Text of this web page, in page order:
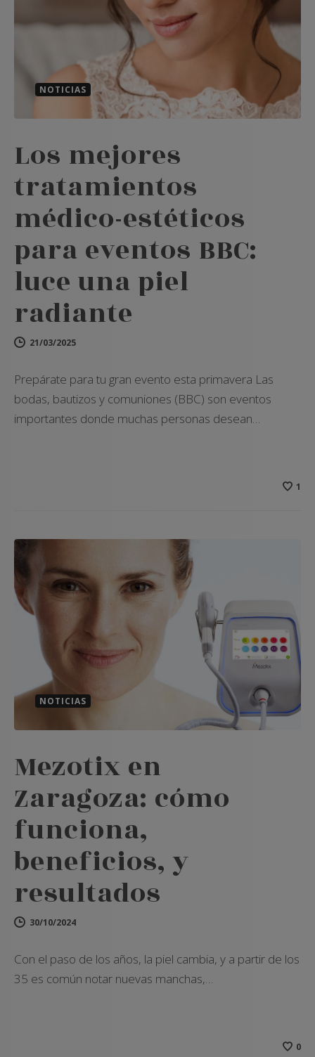
NOTICIAS
Los mejores
tratamientos
médico-estéticos
para eventos BBC:
luce una piel
radiante
21/03/2025
Prepárate para tu gran evento esta primavera Las
bodas, bautizos y comuniones (BBC) son eventos
importantes donde muchas personas desean…
1
NOTICIAS
Mezotix en
Zaragoza: cómo
funciona,
beneficios, y
resultados
30/10/2024
Con el paso de los años, la piel cambia, y a partir de los
35 es común notar nuevas manchas,…
0